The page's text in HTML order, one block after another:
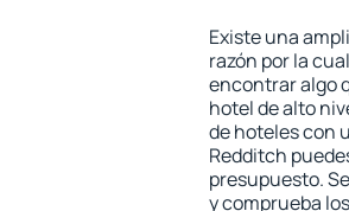
Existe una
razón por la
encontrar algo
hotel de alto
de hoteles con
Redditch
presupuesto.
y comprueba